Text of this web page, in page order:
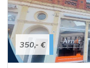
350,- €